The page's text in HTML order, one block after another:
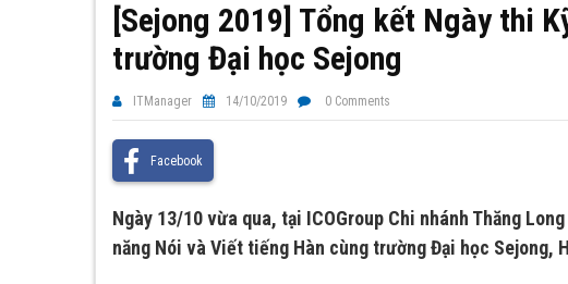
[Sejong 2019] Tổng kết Ngày thi
trường Đại học Sejong
ITManager 14/10/2019 0 Comments
Facebook
Ngày 13/10 vừa qua, tại ICOGroup Chi nhánh Thăng
năng Nói và Viết tiếng Hàn cùng trường Đại học Sejong,